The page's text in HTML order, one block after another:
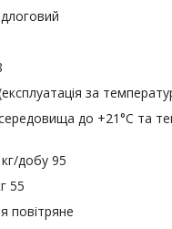
за
до +21°C та
добу 95
55
повітряне